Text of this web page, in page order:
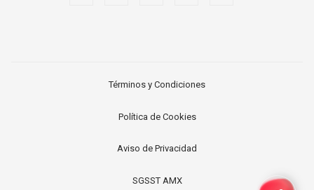
Términos y Condiciones
Política de Cookies
Aviso de Privacidad
SGSST AMX